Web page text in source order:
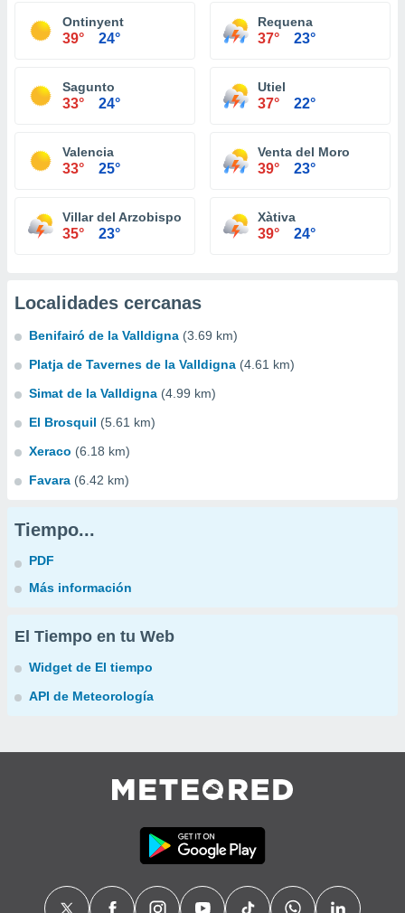
Ontinyent
39° 24°
Requena
37° 23°
Sagunto
33° 24°
Utiel
37° 22°
Valencia
33° 25°
Venta del Moro
39° 23°
Villar del Arzobispo
35° 23°
Xàtiva
39° 24°
Localidades cercanas
Benifairó de la Valldigna (3.69 km)
Platja de Tavernes de la Valldigna (4.61 km)
Simat de la Valldigna (4.99 km)
El Brosquil (5.61 km)
Xeraco (6.18 km)
Favara (6.42 km)
Tiempo...
PDF
Más información
El Tiempo en tu Web
Widget de El tiempo
API de Meteorología